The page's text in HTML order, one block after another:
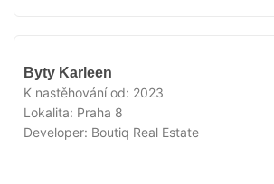
Byty Karleen
K nastěhování od: 2023
Lokalita: Praha 8
Developer: Boutiq Real Estate